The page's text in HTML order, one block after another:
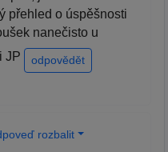
přehled o úspěšnosti
nanečisto u
JP
odpovědět
rozbalit